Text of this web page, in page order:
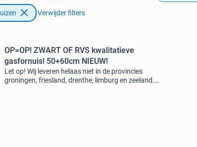
Verwijder filters
OP=OP! ZWART OF RVS kwalitatieve
gasfornuis! 50+60cm NIEUW!
Let op! Wij leveren helaas niet in de provincies
groningen, friesland, drenthe, limburg en zeeland.